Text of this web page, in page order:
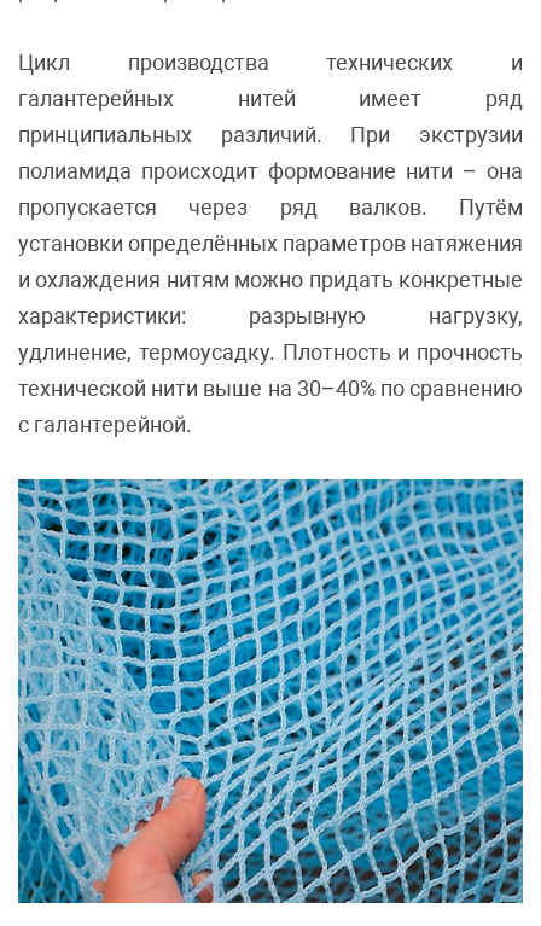
Цикл производства технических и
галантерейных нитей имеет ряд
принципиальных различий. При экструзии
полиамида происходит формование нити – она
пропускается через ряд валков. Путём
установки определённых параметров натяжения
и охлаждения нитям можно придать конкретные
характеристики: разрывную нагрузку,
удлинение, термоусадку. Плотность и прочность
технической нити выше на 30–40% по сравнению
с галантерейной.